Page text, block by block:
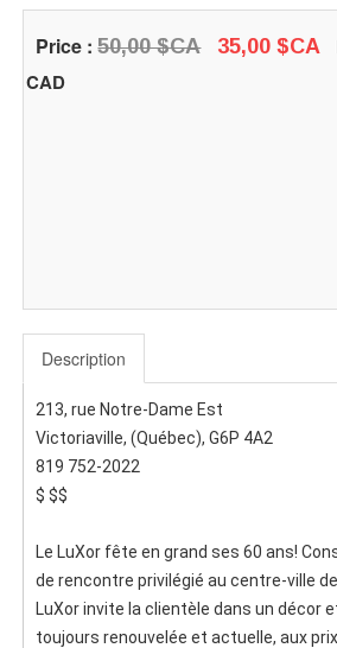
Price :50,00 $CA 35,00 $CA
CAD
Description
213, rue Notre-Dame Est
Victoriaville, (Québec), G6P 4A2
819 752-2022
$ $$
Le LuXor fête en grand ses 60 ans!
de rencontre privilégié au centre-ville
LuXor invite la clientèle dans un décor
toujours renouvelée et actuelle, aux